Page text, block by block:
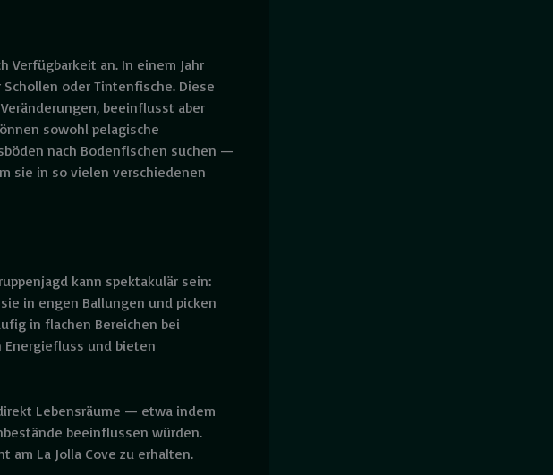
Verfügbarkeit an. In einem Jahr
oder Tintenfische. Diese
beeinflusst aber
sowohl pelagische
nach Bodenfischen suchen —
sie in so vielen verschiedenen
kann spektakulär sein:
in engen Ballungen und picken
in flachen Bereichen bei
Energiefluss und bieten
Lebensräume — etwa indem
beeinflussen würden.
am La Jolla Cove zu erhalten.